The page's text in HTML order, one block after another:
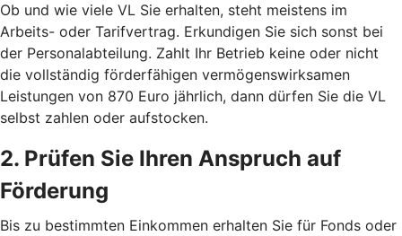
Ob und wie viele VL Sie erhalten, steht meistens im
Arbeits- oder Tarifvertrag. Erkundigen Sie sich sonst bei
der Personalabteilung. Zahlt Ihr Betrieb keine oder nicht
die vollständig förderfähigen vermögenswirksamen
Leistungen von 870 Euro jährlich, dann dürfen Sie die VL
selbst zahlen oder aufstocken.
2. Prüfen Sie Ihren Anspruch auf
Förderung
Bis zu bestimmten Einkommen erhalten Sie für Fonds oder